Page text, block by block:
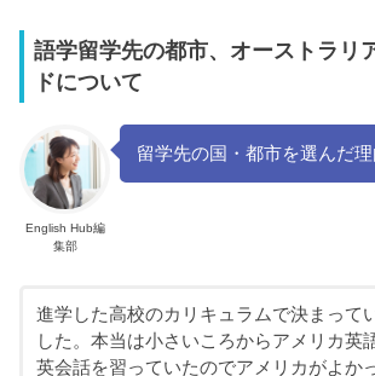
語学留学先の都市、オーストラリ
ドについて
English Hub編
集部
留学先の国・都市を選んだ
進学した高校のカリキュラムで決まって
した。本当は小さいころからアメリカ英
英会話を習っていたのでアメリカがよか